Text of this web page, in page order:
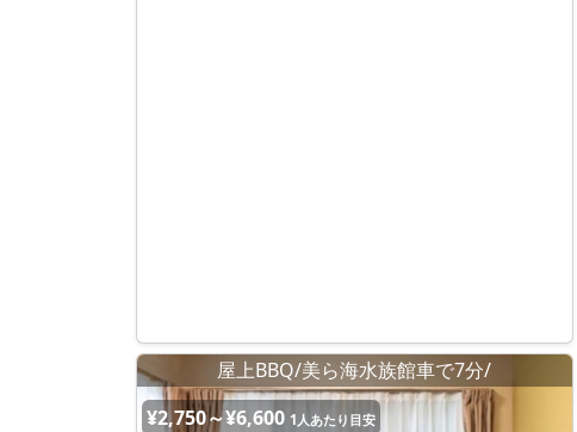
屋上BBQ/美ら海水族館車で7分/
¥2,750～¥6,600 1人あたり目安